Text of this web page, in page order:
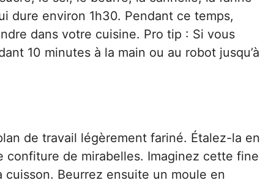
dure environ 1h30. Pendant ce temps,
dans votre cuisine. Pro tip : Si vous
10 minutes à la main ou au robot jusqu’à
de travail légèrement fariné. Étalez-la en
de mirabelles. Imaginez cette fine
Beurrez ensuite un moule en